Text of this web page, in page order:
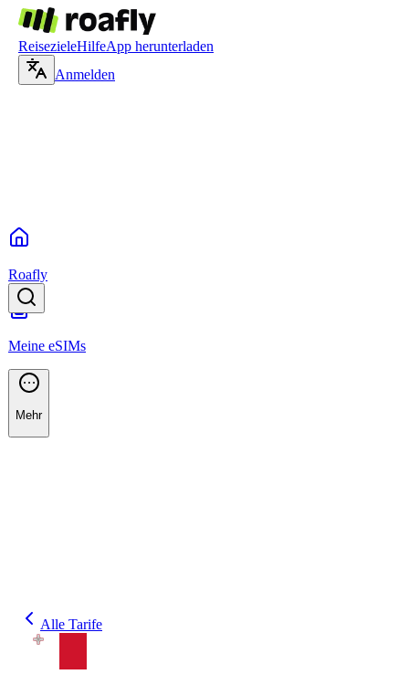
ReisezieleHilfeApp herunterladen
Anmelden
Roafly
Meine eSIMs
Mehr
Alle Tarife